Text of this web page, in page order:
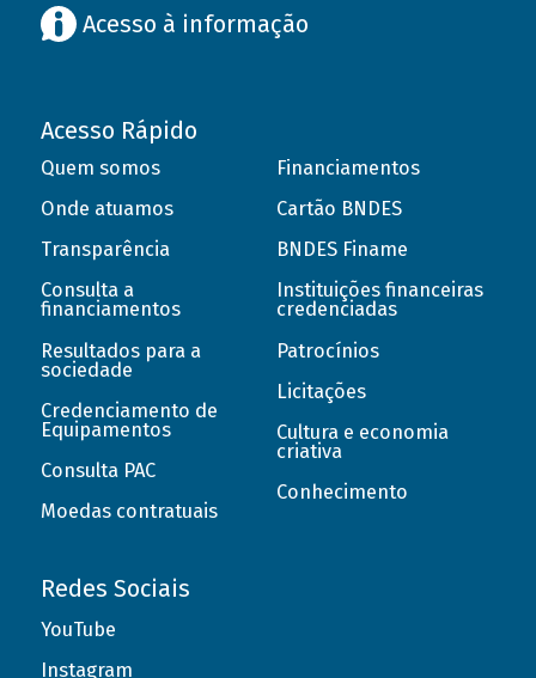
Acesso à informação
Acesso Rápido
Quem somos
Onde atuamos
Transparência
Consulta a
financiamentos
Resultados para a
sociedade
Credenciamento de
Equipamentos
Consulta PAC
Moedas contratuais
Financiamentos
Cartão BNDES
BNDES Finame
Instituições financeiras
credenciadas
Patrocínios
Licitações
Cultura e economia
criativa
Conhecimento
Redes Sociais
YouTube
Instagram